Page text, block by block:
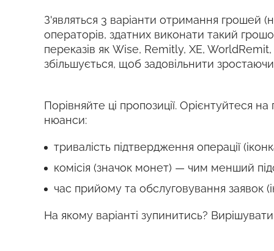
З'являться 3 варіанти отримання грошей
операторів, здатних виконати такий
переказів як Wise, Remitly, XE,
збільшується, щоб задовільнити
Порівняйте ці пропозиції. Орієнтуйтеся
нюанси:
тривалість підтвердження операції
комісія (значок монет) — чим менший
час прийому та обслуговування заявок
На якому варіанті зупинитись?